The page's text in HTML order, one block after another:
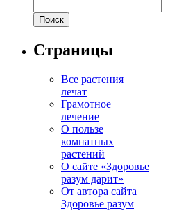
Страницы
Все растения
лечат
Грамотное
лечение
О пользе
комнатных
растений
О сайте «Здоровье
разум дарит»
От автора сайта
Здоровье разум